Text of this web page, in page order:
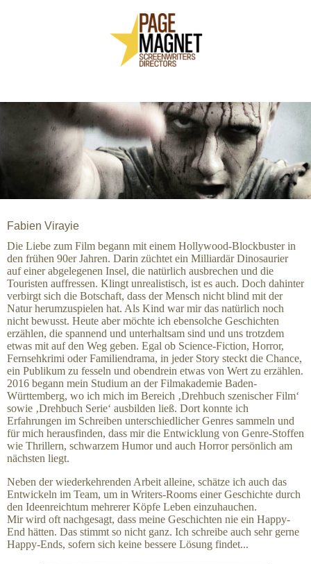
Fabien Virayie
Die Liebe zum Film begann mit einem Hollywood-Blockbuster in
den frühen 90er Jahren. Darin züchtet ein Milliardär Dinosaurier
auf einer abgelegenen Insel, die natürlich ausbrechen und die
Touristen auffressen. Klingt unrealistisch, ist es auch. Doch dahinter
verbirgt sich die Botschaft, dass der Mensch nicht blind mit der
Natur herumzuspielen hat. Als Kind war mir das natürlich noch
nicht bewusst. Heute aber möchte ich ebensolche Geschichten
erzählen, die spannend und unterhaltsam sind und uns trotzdem
etwas mit auf den Weg geben. Egal ob Science-Fiction, Horror,
Fernsehkrimi oder Familiendrama, in jeder Story steckt die Chance,
ein Publikum zu fesseln und obendrein etwas von Wert zu erzählen.
2016 begann mein Studium an der Filmakademie Baden-
Württemberg, wo ich mich im Bereich ‚Drehbuch szenischer Film‘
sowie ‚Drehbuch Serie‘ ausbilden ließ. Dort konnte ich
Erfahrungen im Schreiben unterschiedlicher Genres sammeln und
für mich herausfinden, dass mir die Entwicklung von Genre-Stoffen
wie Thrillern, schwarzem Humor und auch Horror persönlich am
nächsten liegt.
Neben der wiederkehrenden Arbeit alleine, schätze ich auch das
Entwickeln im Team, um in Writers-Rooms einer Geschichte durch
den Ideenreichtum mehrerer Köpfe Leben einzuhauchen.
Mir wird oft nachgesagt, dass meine Geschichten nie ein Happy-
End hätten. Das stimmt so nicht ganz. Ich schreibe auch sehr gerne
Happy-Ends, sofern sich keine bessere Lösung findet...